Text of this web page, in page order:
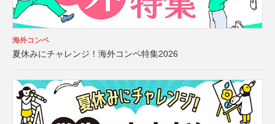
海外コンペ
夏休みにチャレンジ！海外コンペ特集2026